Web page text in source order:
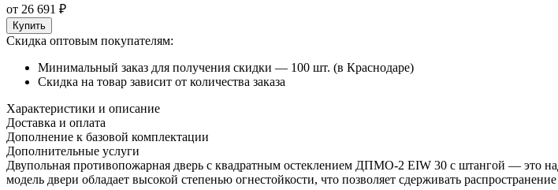
от 26 691 ₽
Купить
Скидка оптовым покупателям:
Минимальный заказ для получения скидки — 100 шт. (в Краснодаре)
Скидка на товар зависит от количества заказа
Характеристики и описание
Доставка и оплата
Дополнение к базовой комплектации
Дополнительные услуги
Двупольная противопожарная дверь с квадратным остеклением ДПМО-2 EIW 30 с штангой — это
модель двери обладает высокой степенью огнестойкости, что позволяет сдерживать